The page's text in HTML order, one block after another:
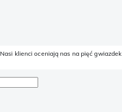
Nasi klienci oceniają nas na pięć gwiazdek